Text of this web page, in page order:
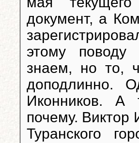
документ, а
этому
знаем, но то,
доподлинно.
Иконников. А
почему. Виктор
Туранского